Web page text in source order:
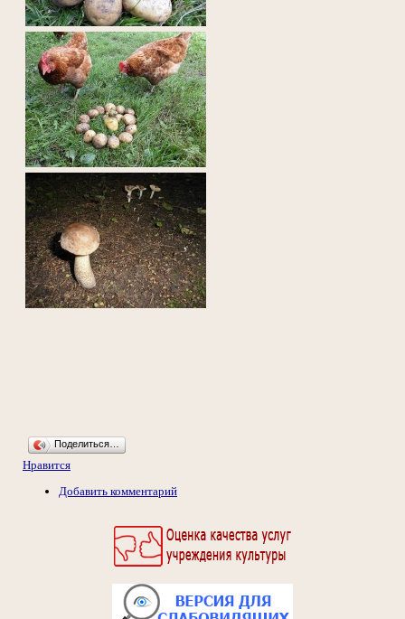
Поделиться…
Нравится
Добавить комментарий